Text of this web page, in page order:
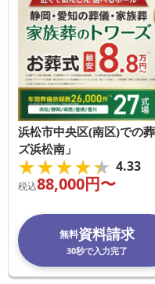
浜松市中央区(南区)での
ズ浜松南」
★★★★★
★★★★★ 4.33
税込88,000円〜
無料資料請求
30秒で入力完了